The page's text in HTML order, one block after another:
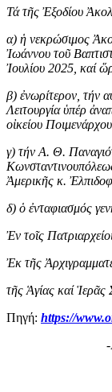
Τά τῆς Ἐξοδίου
α) ἡ νεκρώσιμος
Ἰωάννου τοῦ
Ἰουλίου 2025, καί
β) ἐνωρίτερον, τήν
Λειτουργία ὑπέρ
οἰκείου
γ) τήν Α. Θ.
Ἀμερικῆς κ.
δ) ὁ ἐνταφιασμός
Ἐν τοῖς
Ἐκ τῆς
τῆς Ἁγίας καί
Πηγή: https://